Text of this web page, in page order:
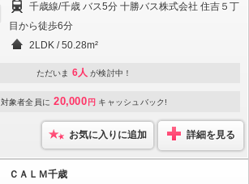
千歳線/千歳 バス5分 十勝バス株式会社 住吉５丁
目から徒歩6分
2LDK / 50.28m²
ただいま 6人 が検討中！
対象者全員に 20,000 円 キャッシュバック!
お気に入りに追加 詳細を見る
ＣＡＬＭ千歳